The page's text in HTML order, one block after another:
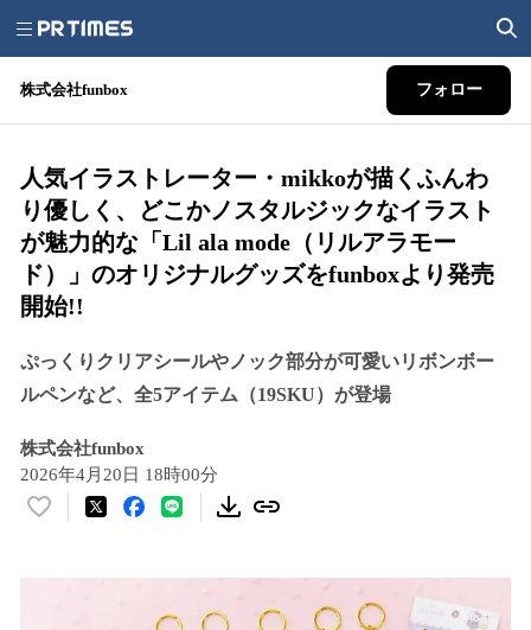
株式会社funbox フォロー
人気イラストレーター・mikkoが描くふんわ
り優しく、どこかノスタルジックなイラスト
が魅力的な「Lil ala mode（リルアラモー
ド）」のオリジナルグッズをfunboxより発売
開始!!
ぷっくりクリアシールやノック部分が可愛いリボンボー
ルペンなど、全5アイテム（19SKU）が登場
株式会社funbox
2026年4月20日 18時00分
い